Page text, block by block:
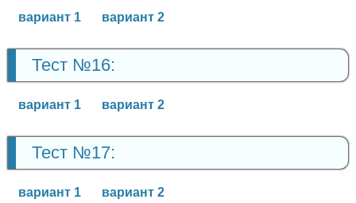
вариант 1 вариант 2
Тест №16:
вариант 1 вариант 2
Тест №17:
вариант 1 вариант 2